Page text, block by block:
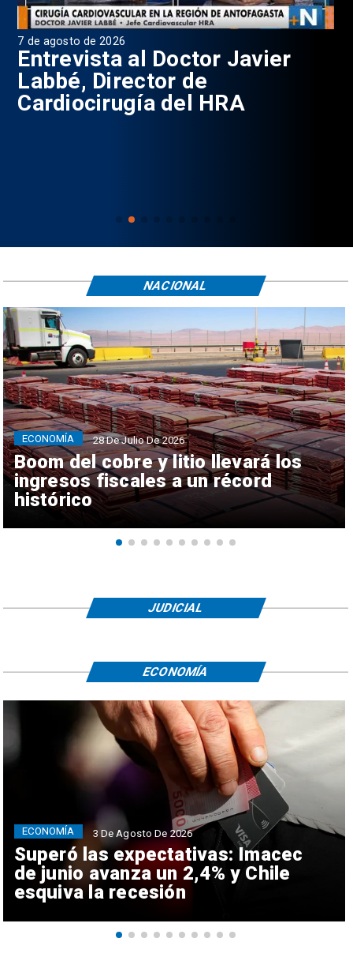
7 de agosto de 2026
Entrevista al Doctor Javier
Labbé, Director de
Cardiocirugía del HRA
Boom del cobre y litio llevará los
ingresos fiscales a un récord
histórico
ECONOMÍA 28 De Julio De 2026
NACIONAL
JUDICIAL
Superó las expectativas: Imacec
de junio avanza un 2,4% y Chile
esquiva la recesión
ECONOMÍA 3 De Agosto De 2026
ECONOMÍA